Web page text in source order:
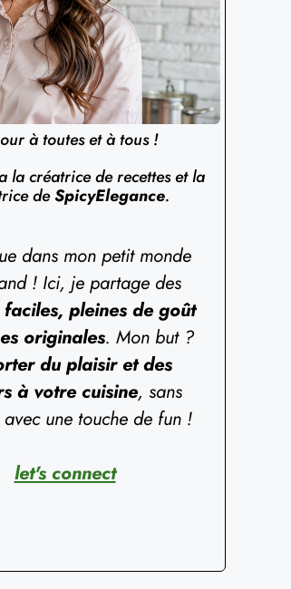
à toutes et à tous !
la créatrice de recettes et la
deSpicyElegance.
dans mon petit monde
! Ici, je partage des
pleines de goût
originales. Mon but ?
du plaisir et des
à votre cuisine, sans
avec une touche de fun !
let's connect